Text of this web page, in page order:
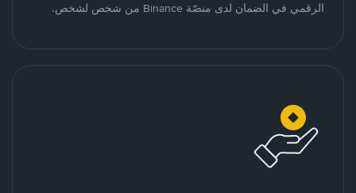
الرقمي في الضمان لدى منصّة Binance من شخص لشخص.